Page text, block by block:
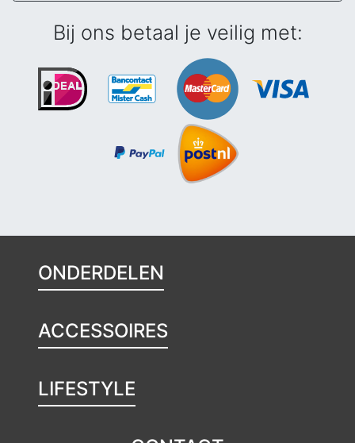
Bij ons betaal je veilig met:
ONDERDELEN
ACCESSOIRES
LIFESTYLE